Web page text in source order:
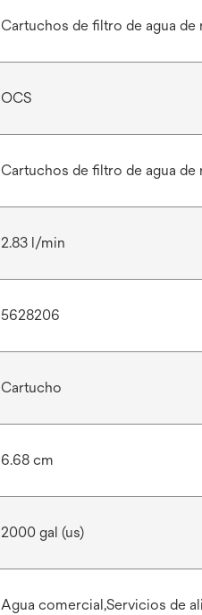
Cartuchos de filtro de agua de
OCS
Cartuchos de filtro de agua de
2.83 l/min
5628206
Cartucho
6.68 cm
2000 gal (us)
Agua comercial,Servicios de